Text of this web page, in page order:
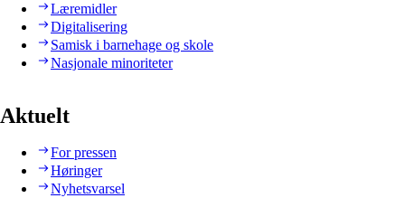
Læremidler
Digitalisering
Samisk i barnehage og skole
Nasjonale minoriteter
Aktuelt
For pressen
Høringer
Nyhetsvarsel